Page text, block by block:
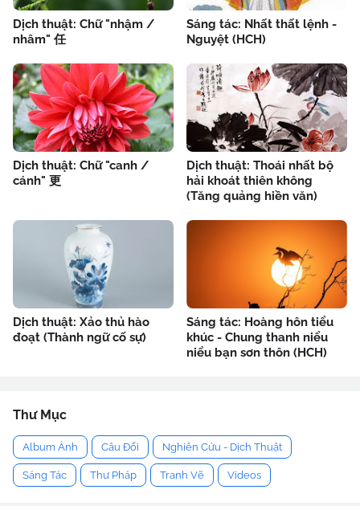
Dịch thuật: Chữ "nhậm /
nhâm" 任
Sáng tác: Nhất thất lệnh -
Nguyệt (HCH)
Dịch thuật: Chữ "canh /
cánh" 更
Dịch thuật: Thoái nhất bộ
hải khoát thiên không
(Tăng quảng hiền văn)
Dịch thuật: Xảo thủ hào
đoạt (Thành ngữ cố sự)
Sáng tác: Hoàng hôn tiểu
khúc - Chung thanh niểu
niểu bạn sơn thôn (HCH)
Thư Mục
Album Ảnh Câu Đối Nghiên Cứu - Dịch Thuật
Sáng Tác Thư Pháp Tranh Vẽ Videos